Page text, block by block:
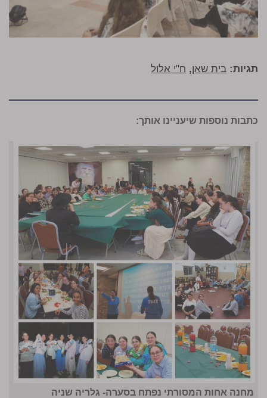
תגיות: בית שאן, ח"י אלול
כתבות נוספות שיעניינו אותך:
מחנה אחות המסורתי נפתח בסערה- גלריה שניה